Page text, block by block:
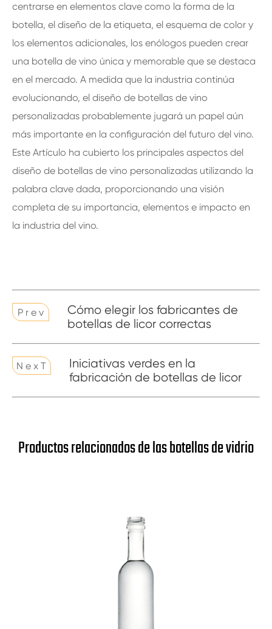
centrarse en elementos clave como la forma de la
botella, el diseño de la etiqueta, el esquema de color y
los elementos adicionales, los enólogos pueden crear
una botella de vino única y memorable que se destaca
en el mercado. A medida que la industria continúa
evolucionando, el diseño de botellas de vino
personalizadas probablemente jugará un papel aún
más importante en la configuración del futuro del vino.
Este Artículo ha cubierto los principales aspectos del
diseño de botellas de vino personalizadas utilizando la
palabra clave dada, proporcionando una visión
completa de su importancia, elementos e impacto en
la industria del vino.
P r e v
Cómo elegir los fabricantes de
botellas de licor correctas
N e x T
Iniciativas verdes en la
fabricación de botellas de licor
Productos relacionados de las botellas de vidrio